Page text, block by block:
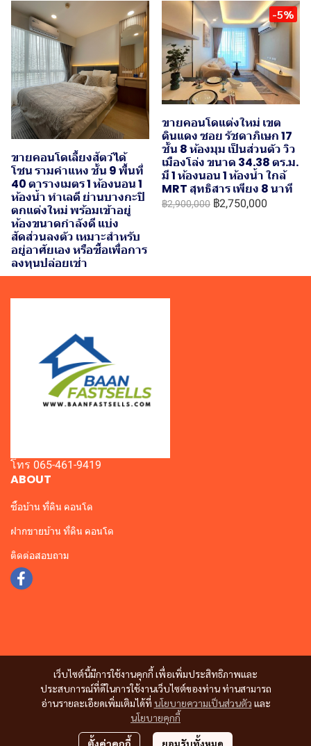
ขายคอนโดเลี้ยงสัตว์ได้
โซน รามคำแหง ชั้น 9 พื้นที่
40 ตารางเมตร 1 ห้องนอน 1
ห้องน้ำ ทำเลดี ย่านบางกะปิ
ตกแต่งใหม่ พร้อมเข้าอยู่
ห้องขนาดกำลังดี แบ่ง
สัดส่วนลงตัว เหมาะสำหรับ
อยู่อาศัยเอง หรือซื้อเพื่อการ
ลงทุนปล่อยเช่า
-5%
ขายคอนโดแต่งใหม่ เขต
ดินแดง ซอย รัชดาภิเษก 17
ชั้น 8 ห้องมุม เป็นส่วนตัว วิว
เมืองโล่ง ขนาด 34.38 ตร.ม.
มี 1 ห้องนอน 1 ห้องน้ำ ใกล้
MRT สุทธิสาร เพียง 8 นาที
฿2,900,000 ฿2,750,000
เว็บไซต์นี้มีการใช้งานคุกกี้ เพื่อเพิ่มประสิทธิภาพและ
ประสบการณ์ที่ดีในการใช้งานเว็บไซต์ของท่าน ท่านสามารถ
อ่านรายละเอียดเพิ่มเติมได้ที่ นโยบายความเป็นส่วนตัว และ
นโยบายคุกกี้
ตั้งค่าคุกกี้ ยอมรับทั้งหมด
โทร 065-461-9419
ABOUT
ซื้อบ้าน ที่ดิน คอนโด
ฝากขายบ้าน ที่ดิน คอนโด
ติดต่อสอบถาม